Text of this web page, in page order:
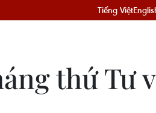
Tiếng Việt
thứ Tư